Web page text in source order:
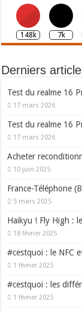
148k 7k
Derniers
Test du realme 16
17 mars 2026
Test du realme 16
17 mars 2026
Acheter
10 juin 2025
France-Téléphone
5 mars 2025
Haikyu ! Fly High :
18 février 2025
#cestquoi : le NFC
1 février 2025
#cestquoi : les
1 février 2025